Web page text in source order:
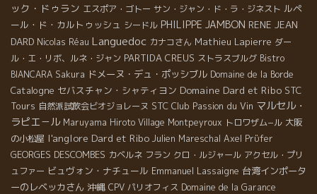
ック・ドゥラン エスポア・ゴトー サン・ジャン・ド・ラ・ジネスト ルペ
ール・ド・カルトゥッシュ シードル PHILIPPE JAMBON RENE JEAN
DARD Nicolas Réau Languedoc カナコさん Mathieu Lapierre ダー
ル・エ・リボ、ルネ・ジャン PARTIDA CREUS ストラスブルグ Bistro
BIANCARA Sakura ドメーヌ・デュ・ポッシブル Domaine de la Borde
Catalogne セバスチャン・シャティヨン Domaine Dard et Ribo STC
Tours 自然派試飲会ビオジョレーヌ STC Club Passion du Vin マルセル・
ラピエ－ル Maruyama Hiroto Village Montpeyroux トロワザム−ル 大阪
の小松屋 l'anglore Dard et Ribo Julien Mareschal Axel Prϋfer
GEORGES DESCOMBES カベルネ フラン クロ・ルジャール アクセル・プリ
ュファー ビュヴォン・ナチュール Emmanuel Lassaigne 台湾インポータ
ーのレベッカさん 沖縄 CPV パリオフィス Domaine de la Garance